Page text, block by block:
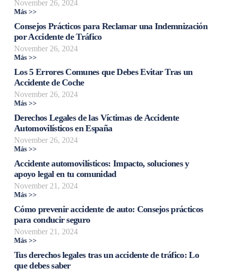
November 26, 2024
Más >>
Consejos Prácticos para Reclamar una Indemnización
por Accidente de Tráfico
November 26, 2024
Más >>
Los 5 Errores Comunes que Debes Evitar Tras un
Accidente de Coche
November 26, 2024
Más >>
Derechos Legales de las Víctimas de Accidente
Automovilísticos en España
November 26, 2024
Más >>
Accidente automovilísticos: Impacto, soluciones y
apoyo legal en tu comunidad
November 21, 2024
Más >>
Cómo prevenir accidente de auto: Consejos prácticos
para conducir seguro
November 21, 2024
Más >>
Tus derechos legales tras un accidente de tráfico: Lo
que debes saber